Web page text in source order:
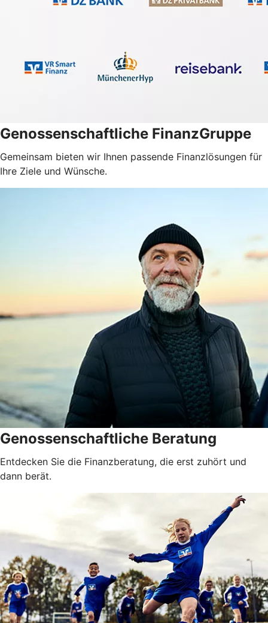
Genossenschaftliche FinanzGruppe
Gemeinsam bieten wir Ihnen passende Finanzlösungen für
Ihre Ziele und Wünsche.
Genossenschaftliche Beratung
Entdecken Sie die Finanzberatung, die erst zuhört und
dann berät.